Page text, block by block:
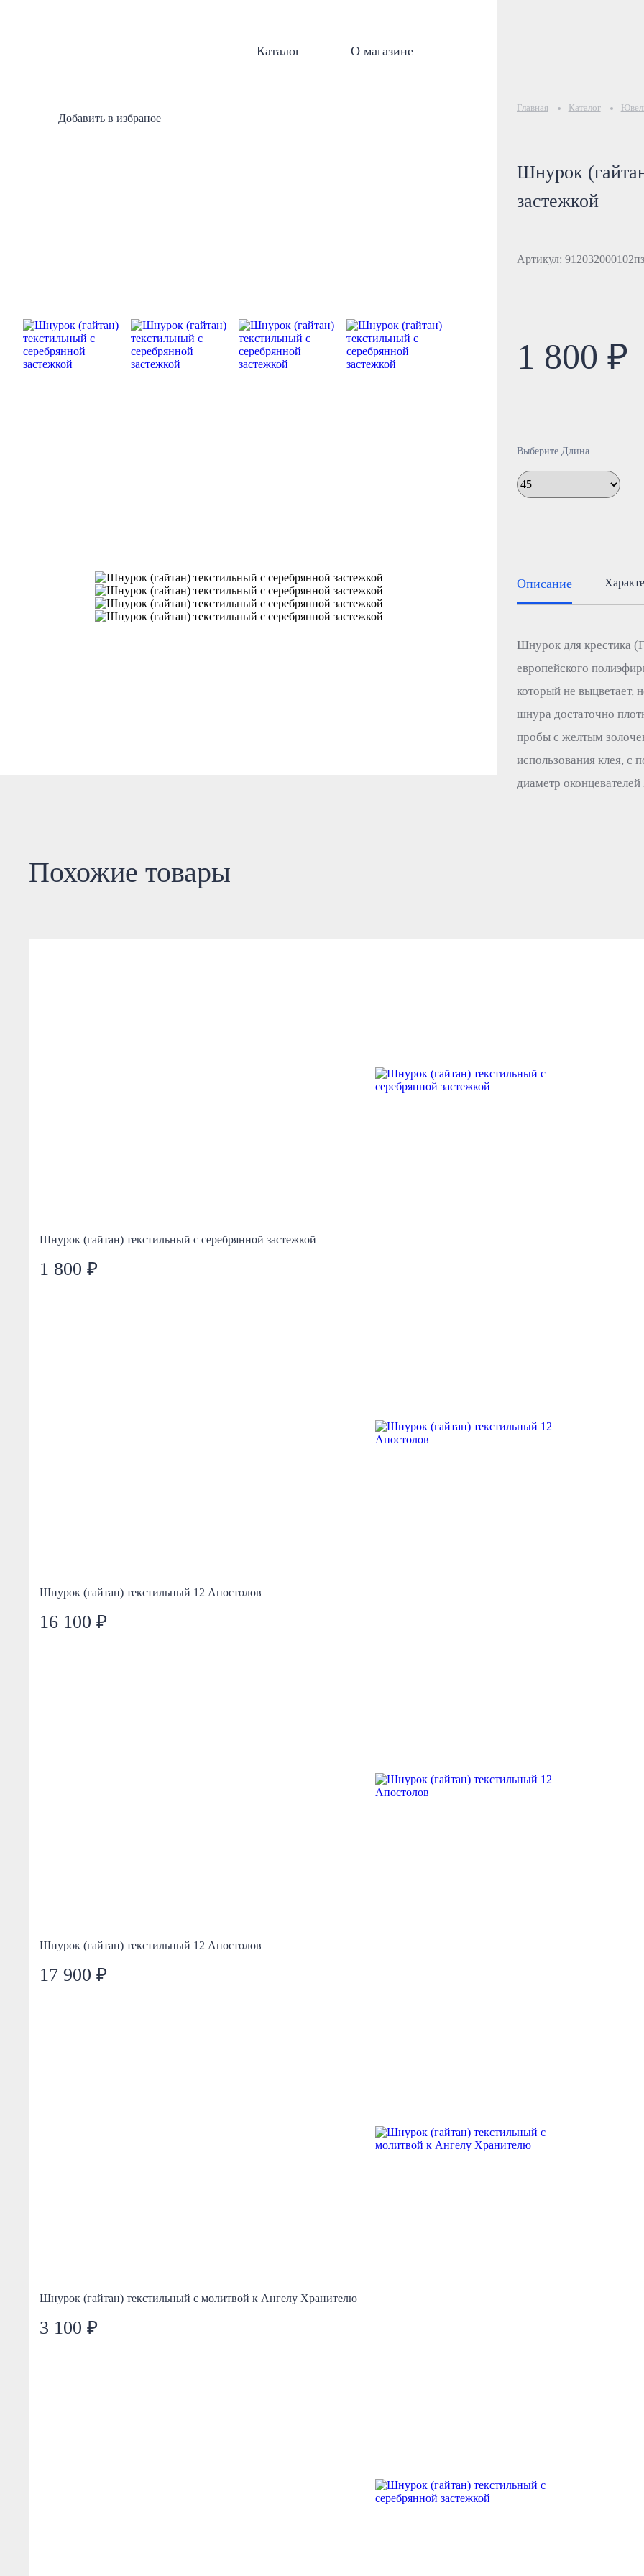
Каталог О магазине
Добавить в избраное
Главная Каталог
Шнурок
застежкой
Артикул:
1 800 ₽
Выберите Длина
Описание
Шнурок для крестика
европейского
который не выцветает,
шнура достаточно
пробы с желтым
использования клея,
диаметр
Похожие товары
Шнурок (гайтан) текстильный с серебрянной застежкой
1 800 ₽
Шнурок (гайтан) текстильный 12 Апостолов
16 100 ₽
Шнурок (гайтан) текстильный 12 Апостолов
17 900 ₽
Шнурок (гайтан) текстильный с молитвой к Ангелу Хранителю
3 100 ₽